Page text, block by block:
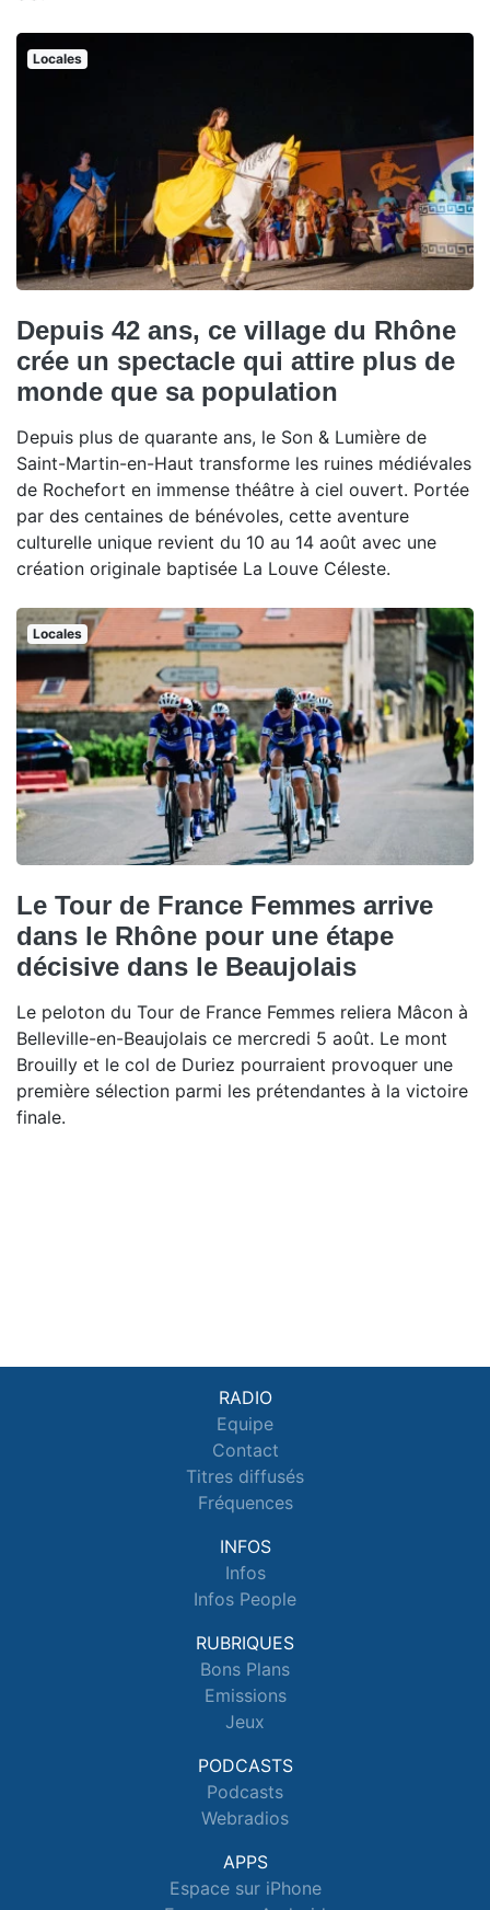
Locales
Depuis 42 ans, ce village du Rhône
crée un spectacle qui attire plus de
monde que sa population
Depuis plus de quarante ans, le Son & Lumière de
Saint-Martin-en-Haut transforme les ruines médiévales
de Rochefort en immense théâtre à ciel ouvert. Portée
par des centaines de bénévoles, cette aventure
culturelle unique revient du 10 au 14 août avec une
création originale baptisée La Louve Céleste.
Locales
Le Tour de France Femmes arrive
dans le Rhône pour une étape
décisive dans le Beaujolais
Le peloton du Tour de France Femmes reliera Mâcon à
Belleville-en-Beaujolais ce mercredi 5 août. Le mont
Brouilly et le col de Duriez pourraient provoquer une
première sélection parmi les prétendantes à la victoire
finale.
RADIO
Equipe
Contact
Titres diffusés
Fréquences
INFOS
Infos
Infos People
RUBRIQUES
Bons Plans
Emissions
Jeux
PODCASTS
Podcasts
Webradios
APPS
Espace sur iPhone